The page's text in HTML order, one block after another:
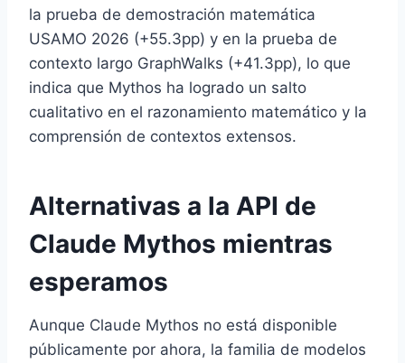
la prueba de demostración matemática
USAMO 2026 (+55.3pp) y en la prueba de
contexto largo GraphWalks (+41.3pp), lo que
indica que Mythos ha logrado un salto
cualitativo en el razonamiento matemático y la
comprensión de contextos extensos.
Alternativas a la API de
Claude Mythos mientras
esperamos
Aunque Claude Mythos no está disponible
públicamente por ahora, la familia de modelos